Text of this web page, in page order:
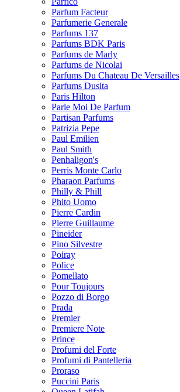
Parfum Facteur
Parfumerie Generale
Parfums 137
Parfums BDK Paris
Parfums de Marly
Parfums de Nicolai
Parfums Du Chateau De Versailles
Parfums Dusita
Paris Hilton
Parle Moi De Parfum
Partisan Parfums
Patrizia Pepe
Paul Emilien
Paul Smith
Penhaligon's
Perris Monte Carlo
Pharaon Parfums
Philly & Phill
Phito Uomo
Pierre Cardin
Pierre Guillaume
Pineider
Pino Silvestre
Poiray
Police
Pomellato
Pour Toujours
Pozzo di Borgo
Prada
Premier
Premiere Note
Prince
Profumi del Forte
Profumi di Pantelleria
Proraso
Puccini Paris